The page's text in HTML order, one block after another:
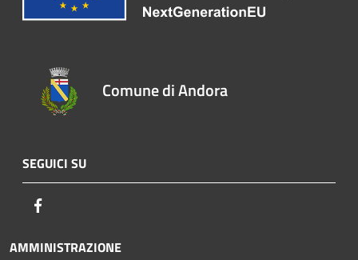
Comune di Andora
SEGUICI SU
AMMINISTRAZIONE